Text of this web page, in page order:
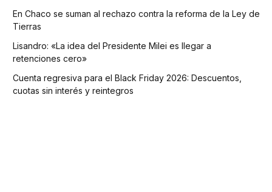
En Chaco se suman al rechazo contra la reforma de la Ley de
Tierras
Lisandro: «La idea del Presidente Milei es llegar a
retenciones cero»
Cuenta regresiva para el Black Friday 2026: Descuentos,
cuotas sin interés y reintegros